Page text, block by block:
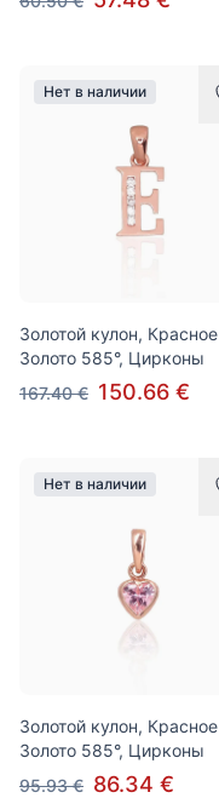
Нет в наличии
Золотой кулон, Красное
Золото 585°, Цирконы
167.40 € 150.66 €
Нет в наличии
Золотой кулон, Красное
Золото 585°, Цирконы
95.93 € 86.34 €